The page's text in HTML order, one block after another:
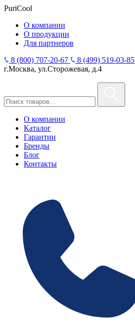
PuriCool
О компании
О продукции
Для партнеров
8 (800) 707-20-67
8 (499) 519-03-85
г.Москва, ул.Сторожевая, д.4
О компании
Каталог
Гарантии
Бренды
Блог
Контакты